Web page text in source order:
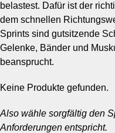
belastest. Dafür ist der
dem schnellen
Sprints sind gutsitzende
Gelenke, Bänder und
beansprucht.
Keine Produkte gefunden.
Also wähle sorgfältig den
Anforderungen entspricht.